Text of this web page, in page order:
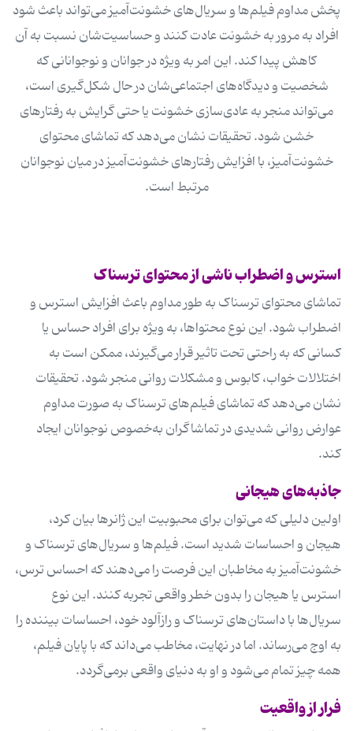
پخش مداوم فیلم‌ها و سریال‌های خشونت‌آمیز می‌تواند باعث شود
افراد به مرور به خشونت عادت کنند و حساسیت‌شان نسبت به آن
کاهش پیدا کند. این امر به ویژه در جوانان و نوجوانانی که
شخصیت و دیدگاه‌های اجتماعی‌شان در حال شکل‌گیری است،
می‌تواند منجر به عادی‌سازی خشونت یا حتی گرایش به رفتارهای
خشن شود. تحقیقات نشان می‌دهد که تماشای محتوای
خشونت‌آمیز، با افزایش رفتارهای خشونت‌آمیز در میان نوجوانان
مرتبط است.
استرس و اضطراب ناشی از محتوای ترسناک
تماشای محتوای ترسناک به طور مداوم باعث افزایش استرس و
اضطراب شود. این نوع محتواها، به ویژه برای افراد حساس یا
کسانی که به راحتی تحت تاثیر قرار می‌گیرند، ممکن است به
اختلالات خواب، کابوس و مشکلات روانی منجر شود. تحقیقات
نشان می‌دهد که تماشای فیلم‌های ترسناک به صورت مداوم
عوارض روانی شدیدی در تماشاگران به‌خصوص نوجوانان ایجاد
کند.
جاذبه‌های هیجانی
اولین دلیلی که می‌توان برای محبوبیت این ژانرها بیان کرد،
هیجان و احساسات شدید است. فیلم‌ها و سریال‌های ترسناک و
خشونت‌آمیز به مخاطبان این فرصت را می‌دهند که احساس ترس،
استرس یا هیجان را بدون خطر واقعی تجربه کنند. این نوع
سریال‌ها با داستان‌های ترسناک و رازآلود خود، احساسات بیننده را
به اوج می‌رساند. اما در نهایت، مخاطب می‌داند که با پایان فیلم،
همه چیز تمام می‌شود و او به دنیای واقعی برمی‌گردد.
فرار از واقعیت